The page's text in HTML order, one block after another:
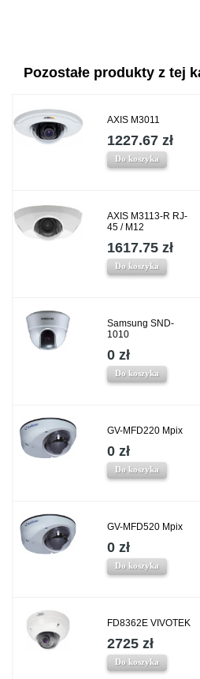
Pozostałe produkty z tej
AXIS M3011
1227.67 zł
Do koszyka
AXIS M3113-R RJ-
45 / M12
1617.75 zł
Do koszyka
Samsung SND-
1010
0 zł
Do koszyka
GV-MFD220 Mpix
0 zł
Do koszyka
GV-MFD520 Mpix
0 zł
Do koszyka
FD8362E VIVOTEK
2725 zł
Do koszyka